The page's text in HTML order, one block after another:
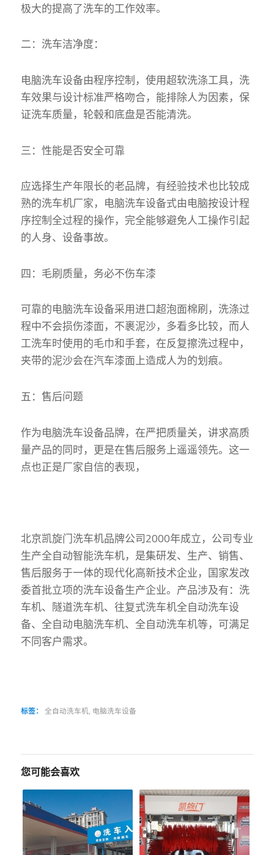
极大的提高了洗车的工作效率。
二：洗车洁净度：
电脑洗车设备由程序控制，使用超软洗涤工具，洗
车效果与设计标准严格吻合，能排除人为因素，保
证洗车质量，轮毂和底盘是否能清洗。
三：性能是否安全可靠
应选择生产年限长的老品牌，有经验技术也比较成
熟的洗车机厂家，电脑洗车设备式由电脑按设计程
序控制全过程的操作，完全能够避免人工操作引起
的人身、设备事故。
四：毛刷质量，务必不伤车漆
可靠的电脑洗车设备采用进口超泡面棉刷，洗涤过
程中不会损伤漆面，不裹泥沙，多看多比较，而人
工洗车时使用的毛巾和手套，在反复擦洗过程中，
夹带的泥沙会在汽车漆面上造成人为的划痕。
五：售后问题
作为电脑洗车设备品牌，在严把质量关，讲求高质
量产品的同时，更是在售后服务上遥遥领先。这一
点也正是厂家自信的表现，
北京凯旋门洗车机品牌公司2000年成立，公司专业
生产全自动智能洗车机，是集研发、生产、销售、
售后服务于一体的现代化高新技术企业，国家发改
委首批立项的洗车设备生产企业。产品涉及有：洗
车机、隧道洗车机、往复式洗车机全自动洗车设
备、全自动电脑洗车机、全自动洗车机等，可满足
不同客户需求。
标签： 全自动洗车机, 电脑洗车设备
您可能会喜欢